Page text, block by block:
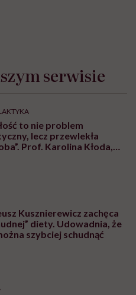
serwisie
to nie problem
lecz przewlekła
Prof. Karolina Kłoda,
Kusznierewicz zachęca
diety. Udowadnia, że
szybciej schudnąć